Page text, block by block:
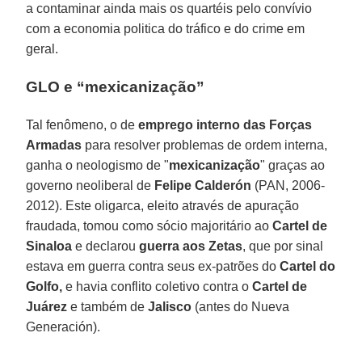
a contaminar ainda mais os quartéis pelo convívio
com a economia politica do tráfico e do crime em
geral.
GLO e “mexicanização”
Tal fenômeno, o deemprego interno das Forças
Armadas para resolver problemas de ordem interna,
ganha o neologismo de "mexicanização" graças ao
governo neoliberal de Felipe Calderón (PAN, 2006-
2012). Este oligarca, eleito através de apuração
fraudada, tomou como sócio majoritário ao Cartel de
Sinaloa e declarouguerra aos Zetas, que por sinal
estava em guerra contra seus ex-patrões doCartel do
Golfo, e havia conflito coletivo contra oCartel de
Juárez e também de Jalisco (antes do Nueva
Generación).